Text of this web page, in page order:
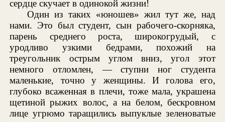
сердце скучает в одинокой жизни!
Один из таких «юношев» жил тут же, над
нами. Это был студент, сын рабочего-скорняка,
парень среднего роста, широкогрудый, с
уродливо узкими бедрами, похожий на
треугольник острым углом вниз, угол этот
немного отломлен, — ступни ног студента
маленькие, точно у женщины. И голова его,
глубоко всаженная в плечи, тоже мала, украшена
щетиной рыжих волос, а на белом, бескровном
лице угрюмо таращились выпуклые зеленоватые